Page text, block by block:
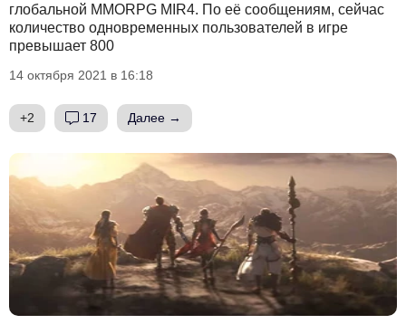
глобальной MMORPG MIR4. По её сообщениям, сейчас
количество одновременных пользователей в игре
превышает 800
14 октября 2021 в 16:18
+2 17 Далее →